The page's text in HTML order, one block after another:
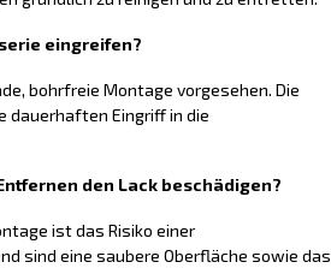
eingreifen?
bohrfreie Montage vorgesehen. Die
dauerhaften Eingriff in die
den Lack beschädigen?
ist das Risiko einer
sind eine saubere Oberfläche sowie das